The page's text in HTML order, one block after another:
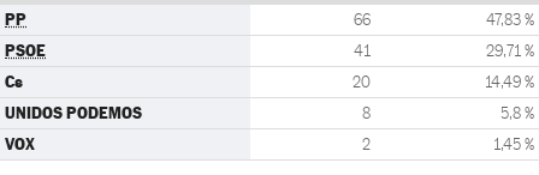
PP 66 47,83 %
PSOE 41 29,71 %
Cs 20 14,49 %
UNIDOS PODEMOS 8 5,8 %
VOX 2 1,45 %